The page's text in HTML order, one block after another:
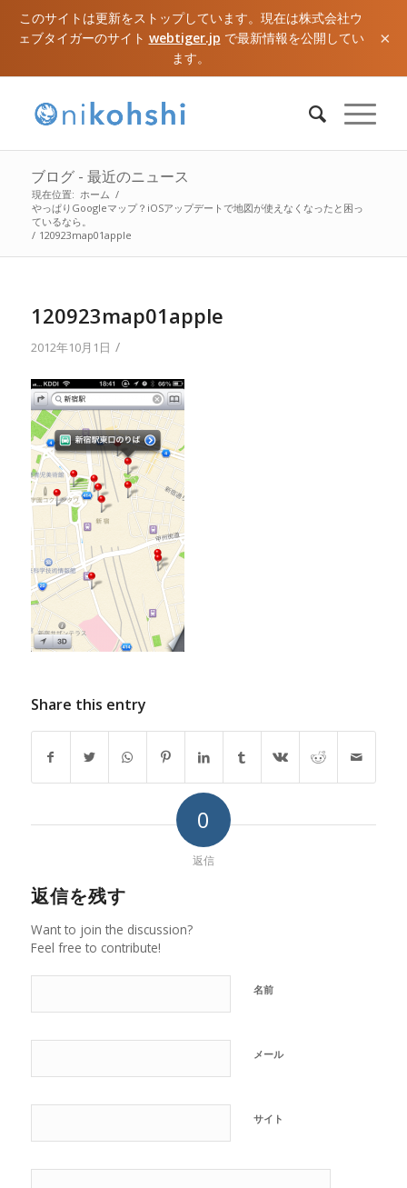
このサイトは更新をストップしています。現在は株式会社ウ
ェブタイガーのサイト webtiger.jp で最新情報を公開してい
ます。
×
ブログ - 最近のニュース
現在位置: ホーム /
やっぱりGoogleマップ？iOSアップデートで地図が使えなくなったと困っ
ているなら。
/ 120923map01apple
120923map01apple
2012年10月1日 /
Share this entry
0
返信
返信を残す
Want to join the discussion?
Feel free to contribute!
名前
メール
サイト